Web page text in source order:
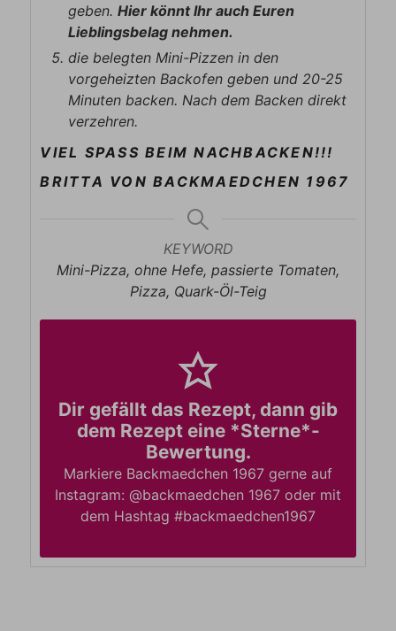
geben.Hier könnt Ihr auch Euren
Lieblingsbelag nehmen.
die belegten Mini-Pizzen in den
vorgeheizten Backofen geben und 20-25
Minuten backen. Nach dem Backen direkt
verzehren.
VIEL SPASS BEIM NACHBACKEN!!!
BRITTA VON BACKMAEDCHEN 1967
KEYWORD
Mini-Pizza, ohne Hefe, passierte Tomaten,
Pizza, Quark-Öl-Teig
Dir gefällt das Rezept, dann gib
dem Rezept eine *Sterne*-
Bewertung.
Markiere Backmaedchen 1967 gerne auf
Instagram: @backmaedchen 1967 oder mit
dem Hashtag #backmaedchen1967